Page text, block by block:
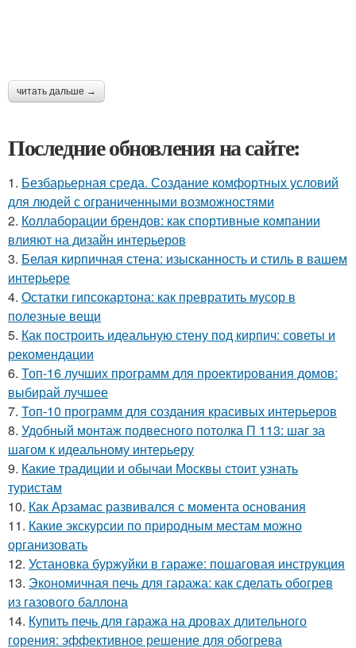
читать дальше →
Последние обновления на сайте:
1. Безбарьерная среда. Создание комфортных условий
для людей с ограниченными возможностями
2. Коллаборации брендов: как спортивные компании
влияют на дизайн интерьеров
3. Белая кирпичная стена: изысканность и стиль в вашем
интерьере
4. Остатки гипсокартона: как превратить мусор в
полезные вещи
5. Как построить идеальную стену под кирпич: советы и
рекомендации
6. Топ-16 лучших программ для проектирования домов:
выбирай лучшее
7. Топ-10 программ для создания красивых интерьеров
8. Удобный монтаж подвесного потолка П 113: шаг за
шагом к идеальному интерьеру
9. Какие традиции и обычаи Москвы стоит узнать
туристам
10. Как Арзамас развивался с момента основания
11. Какие экскурсии по природным местам можно
организовать
12. Установка буржуйки в гараже: пошаговая инструкция
13. Экономичная печь для гаража: как сделать обогрев
из газового баллона
14. Купить печь для гаража на дровах длительного
горения: эффективное решение для обогрева